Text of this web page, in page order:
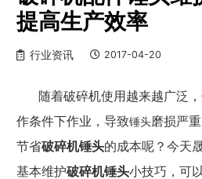
提高生产效率
行业资讯 2017-04-20
随着破碎机使用越来越广泛
作条件下作业，导致锤头磨损严
节省破碎机锤头的成本呢？今天
基本维护破碎机锤头小技巧，可